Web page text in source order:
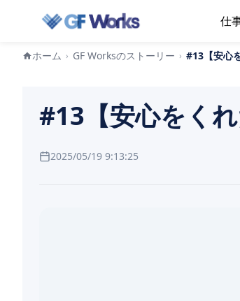
仕
ホーム › GF Worksのストーリー › #13【安心
#13【安心をく
2025/05/19 9:13:25